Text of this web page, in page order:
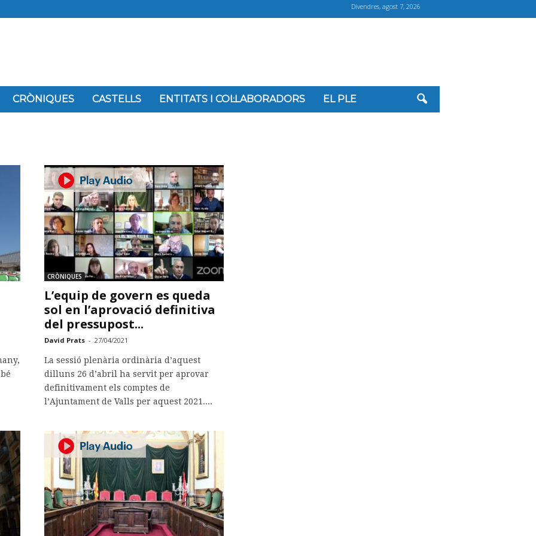
Divendres, agost 7, 2026
CRÒNIQUES CASTELLS ENTITATS I COL·LABORADORS EL PLE
CRÒNIQUES
L’equip de govern es queda
sol en l’aprovació definitiva
del pressupost...
David Prats - 27/04/2021
La sessió plenària ordinària d’aquest
dilluns 26 d’abril ha servit per aprovar
definitivament els comptes de
l’Ajuntament de Valls per aquest 2021....